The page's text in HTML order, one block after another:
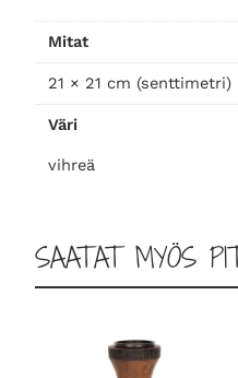
l
ä
m
Mitat
21 × 21 cm (senttimetri)
Väri
vihreä
SAATAT MYÖS